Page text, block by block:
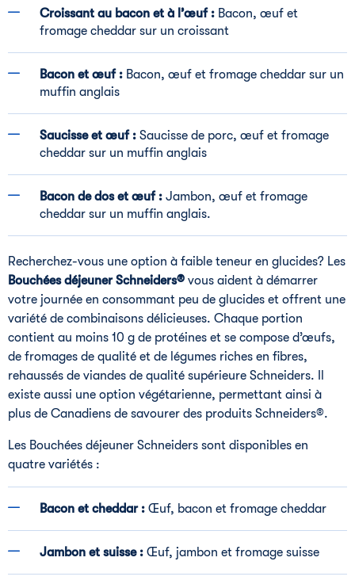
Croissant au bacon et à l’œuf : Bacon, œuf et
fromage cheddar sur un croissant
Bacon et œuf : Bacon, œuf et fromage cheddar sur un
muffin anglais
Saucisse et œuf : Saucisse de porc, œuf et fromage
cheddar sur un muffin anglais
Bacon de dos et œuf : Jambon, œuf et fromage
cheddar sur un muffin anglais.
Recherchez-vous une option à faible teneur en glucides? Les
Bouchées déjeuner Schneiders® vous aident à démarrer
votre journée en consommant peu de glucides et offrent une
variété de combinaisons délicieuses. Chaque portion
contient au moins 10 g de protéines et se compose d’œufs,
de fromages de qualité et de légumes riches en fibres,
rehaussés de viandes de qualité supérieure Schneiders. Il
existe aussi une option végétarienne, permettant ainsi à
plus de Canadiens de savourer des produits Schneiders®.
Les Bouchées déjeuner Schneiders sont disponibles en
quatre variétés :
Bacon et cheddar : Œuf, bacon et fromage cheddar
Jambon et suisse : Œuf, jambon et fromage suisse